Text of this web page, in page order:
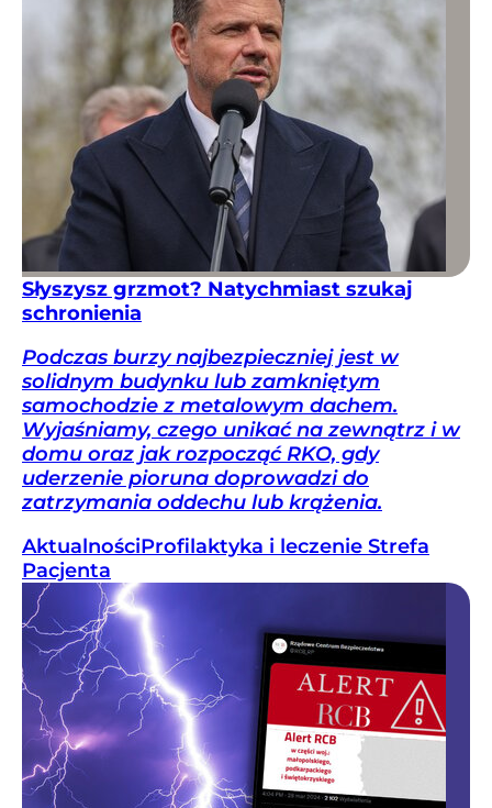
Słyszysz grzmot? Natychmiast szukaj
schronienia
Podczas burzy najbezpieczniej jest w
solidnym budynku lub zamkniętym
samochodzie z metalowym dachem.
Wyjaśniamy, czego unikać na zewnątrz i w
domu oraz jak rozpocząć RKO, gdy
uderzenie pioruna doprowadzi do
zatrzymania oddechu lub krążenia.
AktualnościProfilaktyka i leczenie Strefa
Pacjenta